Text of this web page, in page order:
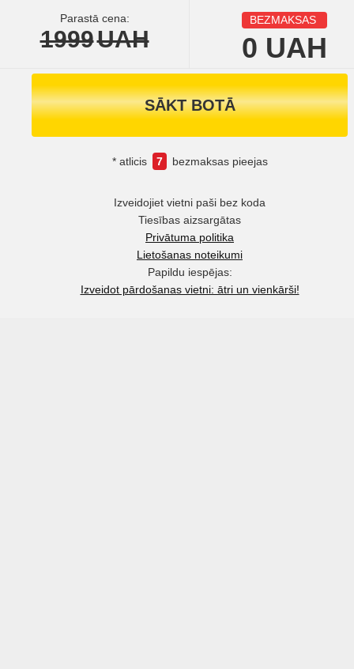
Parastā cena:
1999UAH
BEZMAKSAS
0 UAH
SĀKT BOTĀ
* atlicis 7 bezmaksas pieejas
Izveidojiet vietni paši bez koda
Tiesības aizsargātas
Privātuma politika
Lietošanas noteikumi
Papildu iespējas:
Izveidot pārdošanas vietni: ātri un vienkārši!